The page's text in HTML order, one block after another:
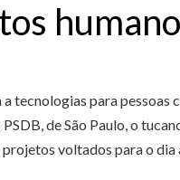
para pessoas
de São Paulo, o
voltados para o